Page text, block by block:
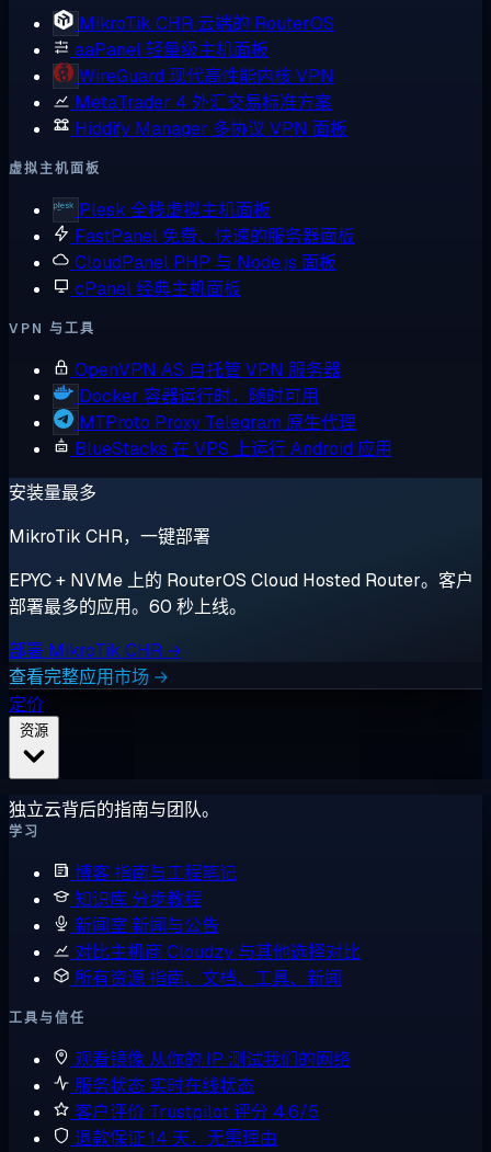
MikroTik CHR 云端的 RouterOS
aaPanel轻量级主机面板
WireGuard 现代高性能内核 VPN
MetaTrader 4 外汇交易标准方案
Hiddify Manager 多协议 VPN 面板
虚拟主机面板
Plesk 全栈虚拟主机面板
FastPanel 免费、快速的服务器面板
CloudPanel PHP 与 Node.js 面板
cPanel经典主机面板
VPN 与工具
OpenVPN AS 自托管 VPN 服务器
Docker 容器运行时，随时可用
MTProto Proxy Telegram 原生代理
BlueStacks 在 VPS 上运行 Android 应用
安装量最多
MikroTik CHR，一键部署
EPYC + NVMe 上的 RouterOS Cloud Hosted Router。客户
部署最多的应用。60 秒上线。
部署 MikroTik CHR →
查看完整应用市场 →
定价
独立云背后的指南与团队。
学习
博客指南与工程笔记
知识库 分步教程
新闻室 新闻与公告
对比主机商 Cloudzy 与其他选择对比
所有资源指南、文档、工具、新闻
工具与信任
观看镜像 从你的 IP 测试我们的网络
服务状态 实时在线状态
客户评价 Trustpilot 评分 4.6/5
退款保证 14 天，无需理由